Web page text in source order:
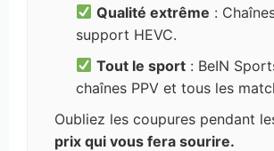
Qualité extrême :
support HEVC.
Tout le sport : BeIN
chaînes PPV et tous les
Oubliez les coupures pendant
prix qui vous fera sourire.